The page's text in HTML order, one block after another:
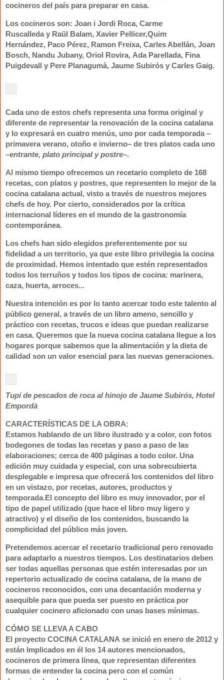
cocineros del país para preparar en casa.
Los cocineros son: Joan i Jordi Roca, Carme
Ruscalleday Raül Balam, Xavier Pellicer,Quim
Hernández, Paco Pérez, Ramon Freixa, Carles Abellán, Joan
Bosch, Nandu Jubany, Oriol Rovira, Ada Parellada, Fina
Puigdevall
y Pere Planagumà, Jaume Subirós y Carles Gaig.
Cada uno de estos chefs representa una forma original y
diferente de representar la renovación de la cocina catalana
y lo expresará en cuatro menús, uno por cada temporada –
primavera verano, otoño e invierno– de tres platos cada uno
–entrante, plato principal y postre–.
Al mismo tiempo ofrecemos un recetario completo de 168
recetas, con platos y postres, que representen lo mejor de la
cocina catalana actual, visto a través de nuestros mejores
chefs de hoy. Por cierto, considerados por la crítica
internacional líderes en el mundo de la gastronomía
contemporánea.
Los chefs han sido elegidos preferentemente por su
fidelidad a un territorio, ya que este libro privilegia la cocina
de proximidad. Hemos intentado que estén representados
todos los terruños y todos los tipos de cocina: marinera,
caza, huerta, arroces...
Nuestra intención es por lo tanto acercar todo este talento al
público general, a través de un libro ameno, sencillo y
práctico con recetas, trucos e ideas que puedan realizarse
en casa. Queremos que la nueva cocina catalana llegue a los
hogares porque sabemos que la alimentación y la dieta de
calidad son un valor esencial para las nuevas generaciones.
Tupí de pescados de roca al hinojo de Jaume Subirós, Hotel
Empordà
CARACTERÍSTICAS DE LA OBRA:
Estamos hablando de un libro ilustrado y a color, con fotos
bodegones de todas las recetas y paso a paso de las
elaboraciones; cerca de 400 páginas a todo color. Una
edición muy cuidaday especial, con una sobrecubierta
desplegable e impresa que ofrecerá los contenidos del libro
en un vistazo, por recetas, autores, productos y
temporada. El concepto del libro es muy innovador, por el
tipo de papel utilizado (que hace el libro muy ligero y
atractivo) y el diseño de los contenidos, buscando la
complicidad del público más joven.
Pretendemos acercar el recetario tradicional pero renovado
para adaptarlo a nuestros tiempos. Los destinatarios deben
ser todas aquellas personas que estén interesadas por un
repertorio actualizado de cocina catalana, de la mano de
cocineros reconocidos, con una decantación moderna y
asequible para que pueda ser puesto en práctica por
cualquier cocinero aficionado con unas bases mínimas.
CÓMO SE LLEVA A CABO
El proyecto COCINA CATALANA se inició en enero de 2012 y
están Implicados en él los 14 autores mencionados,
cocineros de primera línea, que representan diferentes
formas de entender la cocina pero con el común